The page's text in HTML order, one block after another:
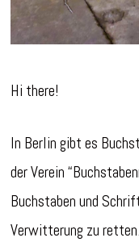
Hi there!
In Berlin gibt es
der Verein
Buchstaben und
Verwitterung zu